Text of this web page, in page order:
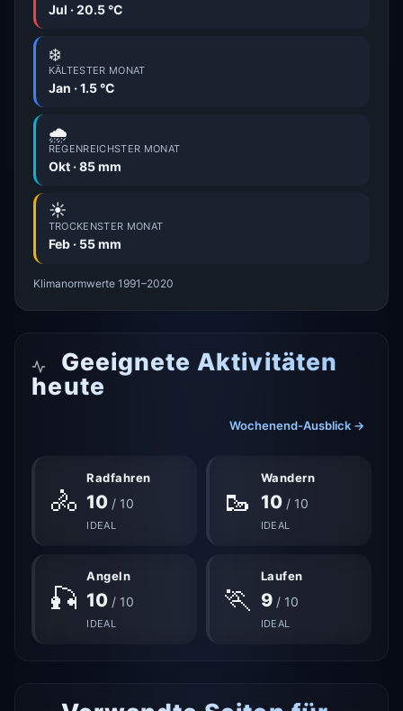
Jul · 20.5 °C
❄️
KÄLTESTER MONAT
Jan · 1.5 °C
🌧️
REGENREICHSTER MONAT
Okt · 85 mm
☀️
TROCKENSTER MONAT
Feb · 55 mm
Klimanormwerte 1991–2020
Geeignete Aktivitäten
heute
Wochenend-Ausblick →
🚴
Radfahren
10 / 10
IDEAL
🥾
Wandern
10/ 10
IDEAL
🎣
Angeln
10 / 10
IDEAL
🏃
Laufen
9/ 10
IDEAL